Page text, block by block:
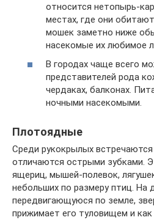
относится нетопырь-
местах, где они
мошек заметно ниже
насекомые их любимое
В городах чаще всего
представителей рода
чердаках, балконах.
ночными насекомыми.
Плотоядные
Среди рукокрылых
отличаются острыми зубками.
ящериц, мышей-полевок,
небольших по размеру птиц. На
передвигающуюся по земле,
прижимает его туловищем и